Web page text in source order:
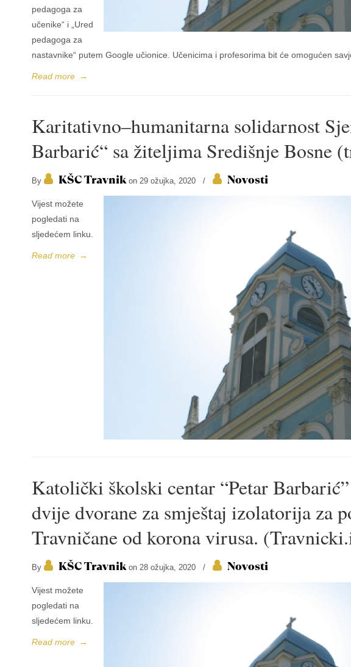
pedagoga za
učenike“ i „Ured
pedagoga za
nastavnike“ putem Google učionice. Učenicima i profesorima bit će omogućen
Read more →
Karitativno–humanitarna solidarnost
Barbarić“ sa žiteljima Središnje Bosne
By KŠC Travnikon 29 ožujka, 2020 / Novosti
Vijest možete
pogledati na
sljedećem linku.
Read more →
Katolički školski centar “Petar
dvije dvorane za smještaj izolatorija za
Travničane od korona virusa.
By KŠC Travnikon 28 ožujka, 2020 / Novosti
Vijest možete
pogledati na
sljedećem linku.
Read more →